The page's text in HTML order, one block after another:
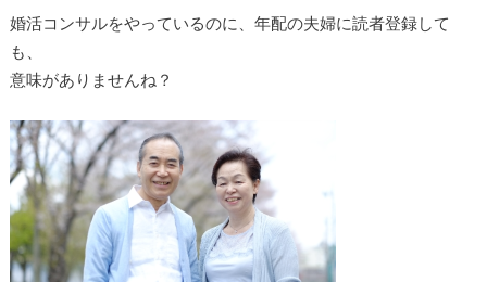
婚活コンサルをやっているのに、年配の夫婦に読者登録して
も、
意味がありませんね？